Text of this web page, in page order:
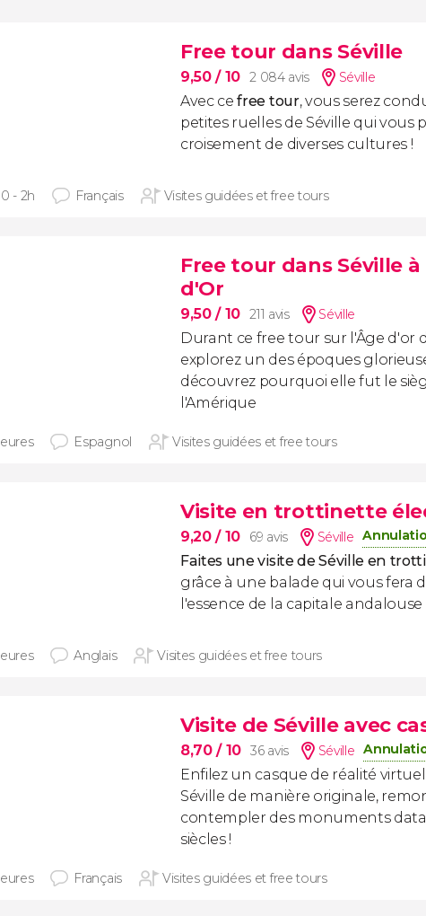
Free tour dans Séville
9,50/ 10 2 084 avis Séville
Avec cefree tour, vous serez
petites ruelles de Séville qui vous
croisement de diverses cultures !
- 2h Français Visites guidées et free tours
Free tour dans Séville
d'Or
9,50/ 10 211 avis Séville
Durant ce free tour sur l'Âge d'or
explorez un des époques
découvrez pourquoi elle fut le
l'Amérique
Espagnol Visites guidées et free tours
Visite en trottinette
9,20/ 10 69 avis Séville
Faites une visite de Séville en
grâce à une balade qui vous fera
l'essence de la capitale andalouse
Anglais Visites guidées et free tours
Visite de Séville avec
8,70/ 10 36 avis Séville
Enfilez un casque de réalité
Séville de manière originale,
contempler des monuments
siècles !
Français Visites guidées et free tours